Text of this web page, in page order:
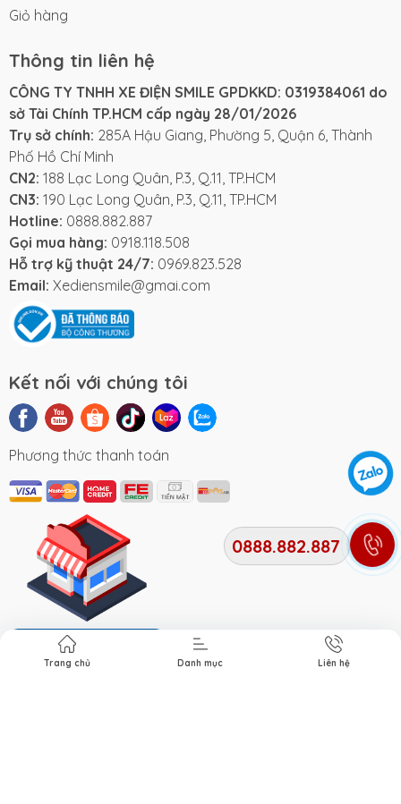
Giỏ hàng
Thông tin liên hệ
CÔNG TY TNHH XE ĐIỆN SMILE GPDKKD: 0319384061 do
sở Tài Chính TP.HCM cấp ngày 28/01/2026
Trụ sở chính: 285A Hậu Giang, Phường 5, Quận 6, Thành
Phố Hồ Chí Minh
CN2: 188 Lạc Long Quân, P.3, Q.11, TP.HCM
CN3: 190 Lạc Long Quân, P.3, Q.11, TP.HCM
Hotline: 0888.882.887
Gọi mua hàng: 0918.118.508
Hỗ trợ kỹ thuật 24/7: 0969.823.528
Email: Xediensmile@gmai.com
Kết nối với chúng tôi
Phương thức thanh toán
Địa chỉ cửa hàng
0888.882.887
Trang chủ Danh mục Liên hệ